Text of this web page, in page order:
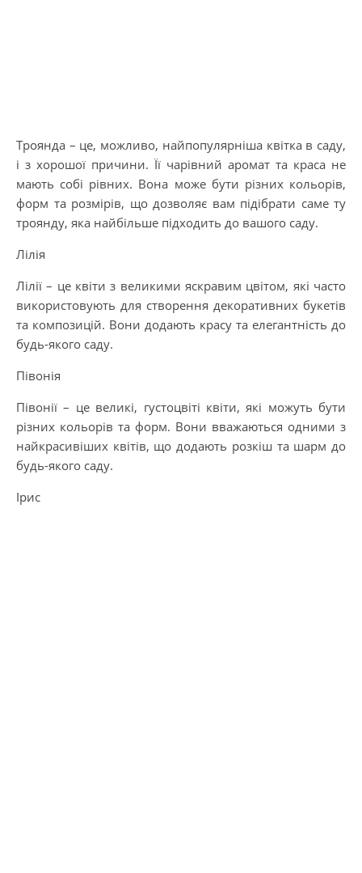
Троянда – це, можливо, найпопулярніша квітка в саду,
і з хорошої причини. Її чарівний аромат та краса не
мають собі рівних. Вона може бути різних кольорів,
форм та розмірів, що дозволяє вам підібрати саме ту
троянду, яка найбільше підходить до вашого саду.
Лілія
Лілії – це квіти з великими яскравим цвітом, які часто
використовують для створення декоративних букетів
та композицій. Вони додають красу та елегантність до
будь-якого саду.
Півонія
Півонії – це великі, густоцвіті квіти, які можуть бути
різних кольорів та форм. Вони вважаються одними з
найкрасивіших квітів, що додають розкіш та шарм до
будь-якого саду.
Ірис